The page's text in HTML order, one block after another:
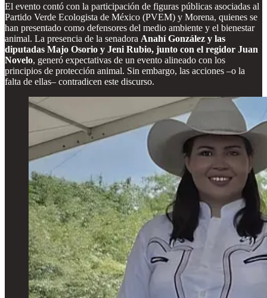
El evento contó con la participación de figuras públicas asociadas al
Partido Verde Ecologista de México (PVEM) y Morena, quienes se
han presentado como defensores del medio ambiente y el bienestar
animal. La presencia de la senadora Anahí González y las
diputadas Majo Osorio y Jeni Rubio, junto con el regidor Juan
Novelo, generó expectativas de un evento alineado con los
principios de protección animal. Sin embargo, las acciones –o la
falta de ellas– contradicen este discurso.